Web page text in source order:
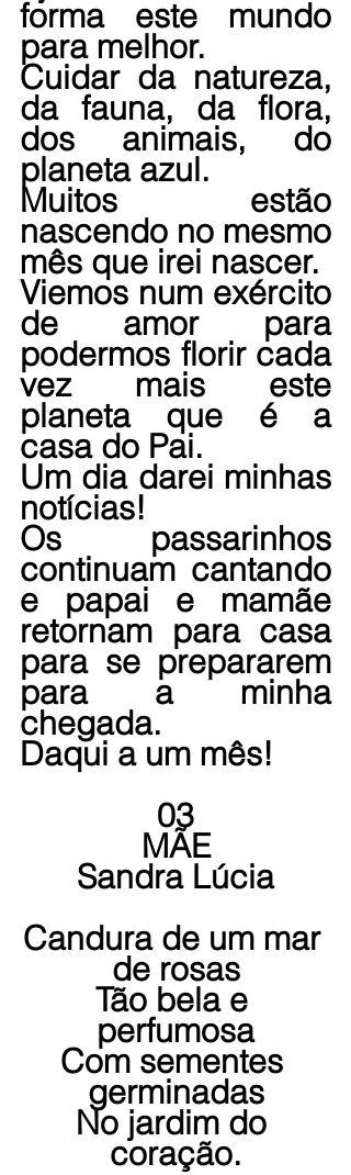
forma este mundo
para melhor.
Cuidar da natureza,
da fauna, da flora,
dos animais, do
planeta azul.
Muitos estão
nascendo no mesmo
mês que irei nascer.
Viemos num exército
de amor para
podermos florir cada
vez mais este
planeta que é a
casa do Pai.
Um dia darei minhas
notícias!
Os passarinhos
continuam cantando
e papai e mamãe
retornam para casa
para se prepararem
para a minha
chegada.
Daqui a um mês!
03
MÃE
Sandra Lúcia
Candura de um mar
de rosas
Tão bela e
perfumosa
Com sementes
germinadas
No jardim do
coração.